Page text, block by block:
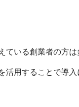
いる創業者の方は
活用することで導